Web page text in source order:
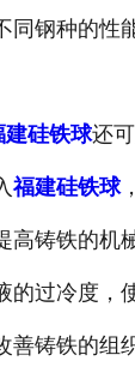
钢种的性
建硅铁球还
福建硅铁球
铸铁的机
的过冷度，
善铸铁的组